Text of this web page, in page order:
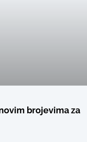
brojevima za